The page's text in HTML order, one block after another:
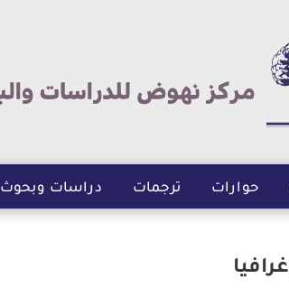
حوارات ترجمات دراسات وبحوث